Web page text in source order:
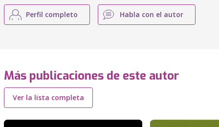
Perfil completo Habla con el autor
Más publicaciones de este autor
Ver la lista completa